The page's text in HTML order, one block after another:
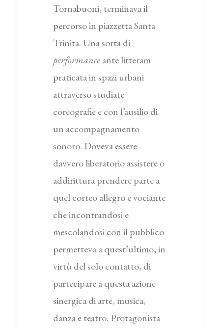
Tornabuoni, terminava il
percorso in piazzetta Santa
Trinita. Una sorta di
performanceante litteram
praticata in spazi urbani
attraverso studiate
coreografie e con l’ausilio di
un accompagnamento
sonoro. Doveva essere
davvero liberatorio assistere o
addirittura prendere parte a
quel corteo allegro e vociante
che incontrandosi e
mescolandosi con il pubblico
permetteva a quest’ultimo, in
virtù del solo contatto, di
partecipare a questa azione
sinergica di arte, musica,
danza e teatro. Protagonista